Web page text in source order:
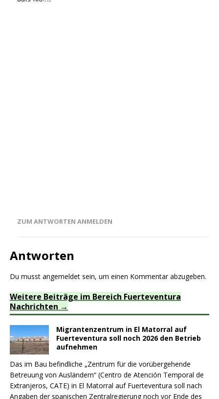
ZUM ANTWORTEN ANMELDEN
Antworten
Du musst angemeldet sein, um einen Kommentar abzugeben.
Weitere Beiträge im Bereich Fuerteventura
Nachrichten
Migrantenzentrum in El Matorral auf
Fuerteventura soll noch 2026 den Betrieb
aufnehmen
Das im Bau befindliche „Zentrum für die vorübergehende
Betreuung von Ausländern“ (Centro de Atención Temporal de
Extranjeros, CATE) in El Matorral auf Fuerteventura soll nach
Angaben der spanischen Zentralregierung noch vor Ende des